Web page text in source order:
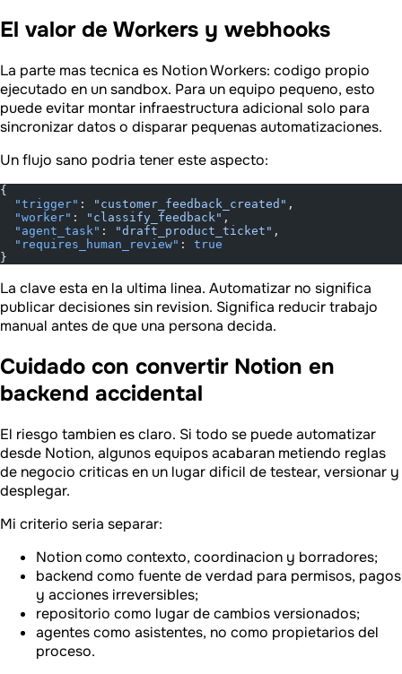
El valor de Workers y webhooks
La parte mas tecnica es Notion Workers: codigo propio
ejecutado en un sandbox. Para un equipo pequeno, esto
puede evitar montar infraestructura adicional solo para
sincronizar datos o disparar pequenas automatizaciones.
Un flujo sano podria tener este aspecto:
{
  "trigger"
: "customer_feedback_created" ,
  "worker"
: "classify_feedback" ,
  "agent_task"
: "draft_product_ticket" ,
  "requires_human_review"
: true
}
La clave esta en la ultima linea. Automatizar no significa
publicar decisiones sin revision. Significa reducir trabajo
manual antes de que una persona decida.
Cuidado con convertir Notion en
backend accidental
El riesgo tambien es claro. Si todo se puede automatizar
desde Notion, algunos equipos acabaran metiendo reglas
de negocio criticas en un lugar dificil de testear, versionar y
desplegar.
Mi criterio seria separar:
Notion como contexto, coordinacion y borradores;
backend como fuente de verdad para permisos, pagos
y acciones irreversibles;
repositorio como lugar de cambios versionados;
agentes como asistentes, no como propietarios del
proceso.